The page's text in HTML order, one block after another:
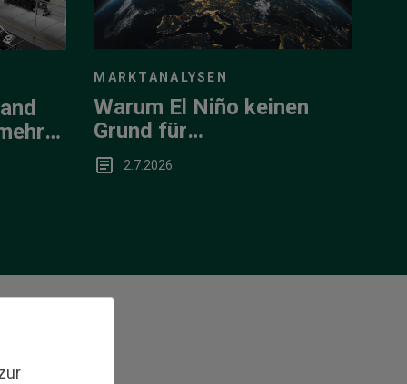
MARKTANALYSEN
Warum El Niño keinen
Grund für
Portfolioumschichtungen
darstellt
2.7.2026